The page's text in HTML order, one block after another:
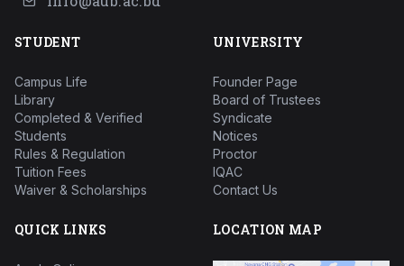
STUDENT
Campus Life
Library
Completed & Verified
Students
Rules & Regulation
Tuition Fees
Waiver & Scholarships
UNIVERSITY
Founder Page
Board of Trustees
Syndicate
Notices
Proctor
IQAC
Contact Us
QUICK LINKS LOCATION MAP